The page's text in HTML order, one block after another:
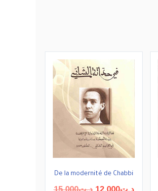
De la modernité de Chabbi
Le
Le